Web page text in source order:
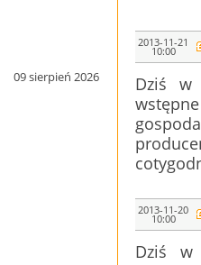
09 sierpień 2026
2013-11-21
10:00
Dziś w
2013-11-20
10:00
Dziś w